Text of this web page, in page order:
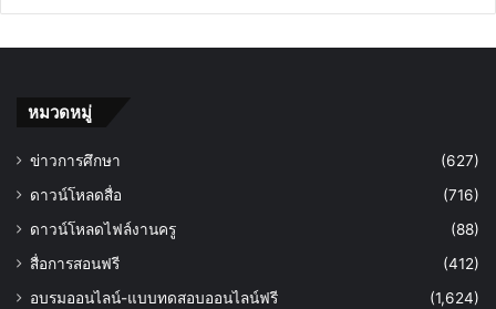
หมวดหมู่
ข่าวการศึกษา
(627)
ดาวน์โหลดสื่อ
(716)
ดาวน์โหลดไฟล์งานครู
(88)
สื่อการสอนฟรี
(412)
อบรมออนไลน์-แบบทดสอบออนไลน์ฟรี
(1,624)